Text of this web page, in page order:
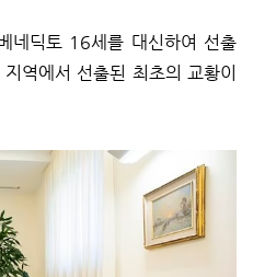
네딕토 16세를 대신하여 선출
역에서 선출된 최초의 교황이